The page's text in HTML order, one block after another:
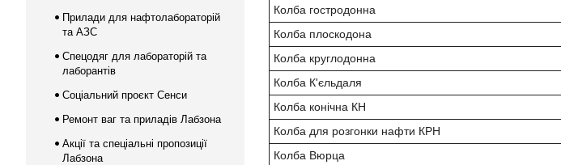
Колба гостродонна
Колба плоскодона
Колба круглодонна
Колба К'єльдаля
Колба конічна КН
Колба для розгонки нафти КРН
Колба Вюрца
Прилади для нафтолабораторій
та АЗС
Спецодяг для лабораторій та
лаборантів
Соціальний проєкт Сенси
Ремонт ваг та приладів Лабзона
Акції та спеціальні пропозиції
Лабзона